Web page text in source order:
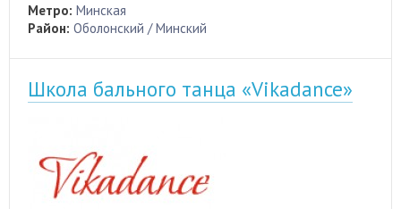
Метро: Минская
Район: Оболонский / Минский
Школа бального танца «Vikadance»